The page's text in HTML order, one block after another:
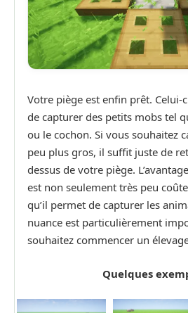
Votre piège est enfin prêt. Celui-
de capturer des petits mobs tel
ou le cochon. Si vous souhaitez
peu plus gros, il suffit juste de
dessus de votre piège.
est non seulement très peu
qu’il permet de capturer les
nuance est particulièrement
souhaitez commencer un
Quelques